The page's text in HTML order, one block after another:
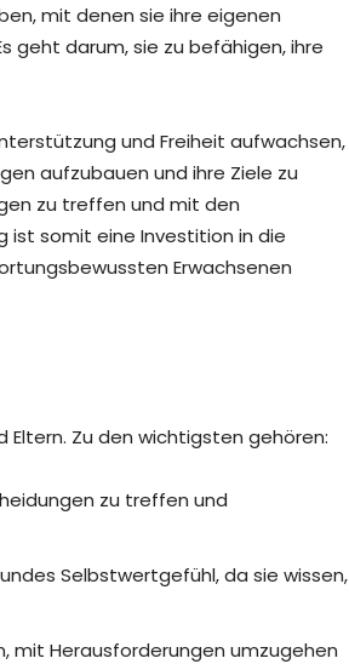
mit denen sie ihre eigenen
geht darum, sie zu befähigen, ihre
und Freiheit aufwachsen,
aufzubauen und ihre Ziele zu
zu treffen und mit den
ist somit eine Investition in die
Erwachsenen
Zu den wichtigsten gehören:
zu treffen und
Selbstwertgefühl, da sie wissen,
mit Herausforderungen umzugehen